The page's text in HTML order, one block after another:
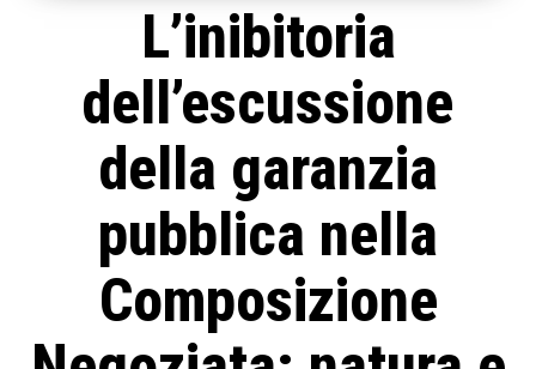
L’inibitoria
dell’escussione
della garanzia
pubblica nella
Composizione